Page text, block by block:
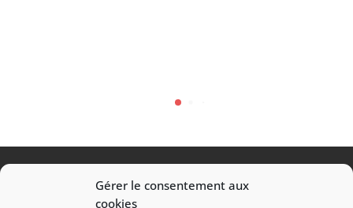
Gérer le consentement aux
cookies
Transport / Déménagement / Manutention